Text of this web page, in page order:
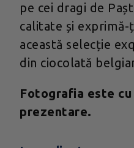
pe cei dragi de
calitate și exprimă-
această selecție
din ciocolată
Fotografia este
prezentare.